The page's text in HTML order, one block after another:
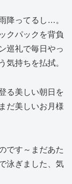
降ってるし…。
クパックを背負
巡礼で毎日やっ
気持ちを払拭。
る美しい朝日を
だ美しいお月様
です～まだあた
泳ぎました、気